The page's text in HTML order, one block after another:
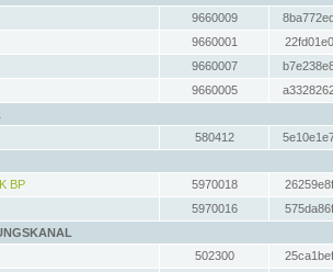
9660009
9660001
9660007
9660005
580412
BP
5970018
5970016
502300